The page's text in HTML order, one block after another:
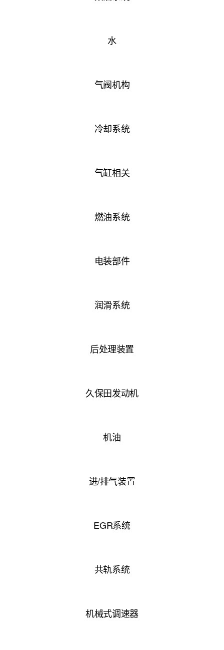
水
气阀机构
冷却系统
气缸相关
燃油系统
电装部件
润滑系统
后处理装置
久保田发动机
机油
进/排气装置
EGR系统
共轨系统
机械式调速器